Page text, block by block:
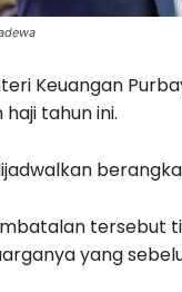
Keuangan
tahun ini.
tersebut
yang